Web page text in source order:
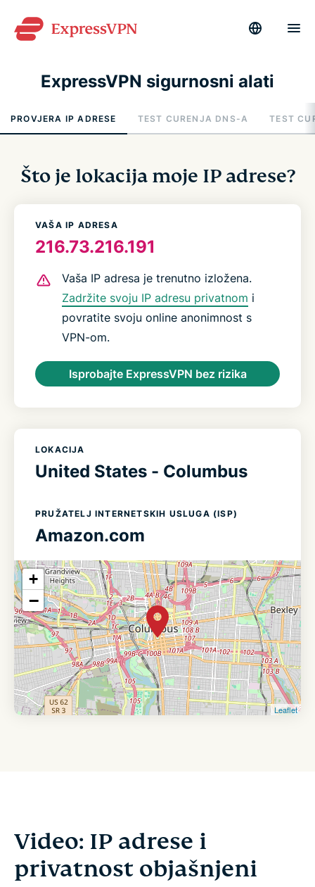
ExpressVPN sigurnosni alati
PROVJERA IP ADRESE TEST CURENJA DNS-A TEST
Što je lokacija moje IP adrese?
VAŠA IP ADRESA
216.73.216.191
Vaša IP adresa je trenutno izložena.
Zadržite svoju IP adresu privatnom i
povratite svoju online anonimnost s
VPN-om.
Isprobajte ExpressVPN bez rizika
LOKACIJA
United States - Columbus
PRUŽATELJ INTERNETSKIH USLUGA (ISP)
Amazon.com
+
−
Leaflet
Video: IP adrese i
privatnost objašnjeni